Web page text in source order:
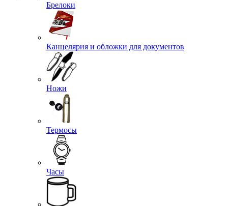
Брелоки
Канцелярия и обложки для документов
Ножи
Термосы
Часы